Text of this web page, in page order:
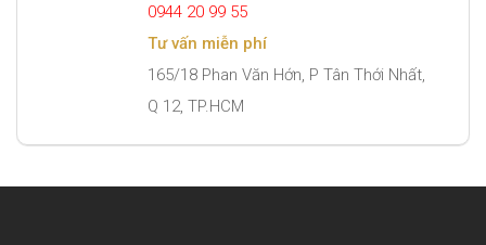
0944 20 99 55
Tư vấn miễn phí
165/18 Phan Văn Hớn, P Tân Thới Nhất,
Q 12, TP.HCM